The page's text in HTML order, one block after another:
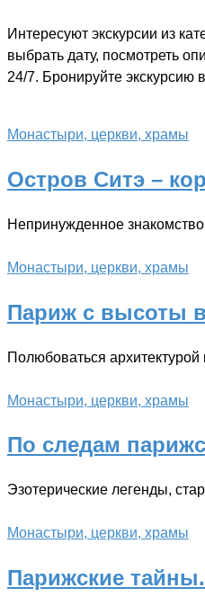
Интересуют экскурсии из
выбрать дату, посмотреть
24/7. Бронируйте экскурсию
Монастыри, церкви, храмы
Остров Ситэ –
Непринужденное
Монастыри, церкви, храмы
Париж с высоты
Полюбоваться
Монастыри, церкви, храмы
По следам
Эзотерические легенды,
Монастыри, церкви, храмы
Парижские